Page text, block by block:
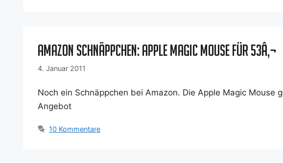
Amazon Schnäppchen: Apple Magic Mouse für 53â‚¬
4. Januar 2011
Noch ein Schnäpp­chen bei Ama­zon. Die Apple Magic Mou­se
Angebot
10 Kommentare